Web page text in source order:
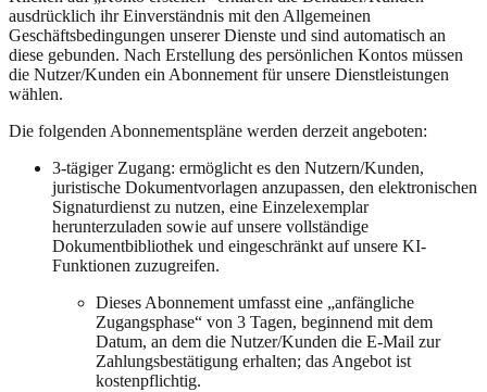
ausdrücklich ihr Einverständnis mit den Allgemeinen
Geschäftsbedingungen unserer Dienste und sind automatisch an
diese gebunden. Nach Erstellung des persönlichen Kontos müssen
die Nutzer/Kunden ein Abonnement für unsere Dienstleistungen
wählen.
Die folgenden Abonnementspläne werden derzeit angeboten:
3-tägiger Zugang: ermöglicht es den Nutzern/Kunden,
juristische Dokumentvorlagen anzupassen, den elektronischen
Signaturdienst zu nutzen, eine Einzelexemplar
herunterzuladen sowie auf unsere vollständige
Dokumentbibliothek und eingeschränkt auf unsere KI-
Funktionen zuzugreifen.
Dieses Abonnement umfasst eine „anfängliche
Zugangsphase“ von 3 Tagen, beginnend mit dem
Datum, an dem die Nutzer/Kunden die E-Mail zur
Zahlungsbestätigung erhalten; das Angebot ist
kostenpflichtig.